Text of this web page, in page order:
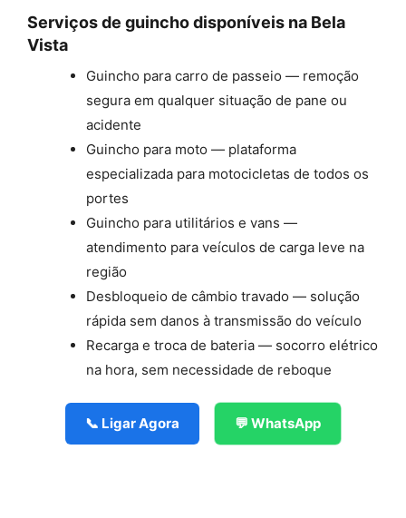
Serviços de guincho disponíveis na Bela
Vista
Guincho para carro de passeio — remoção
segura em qualquer situação de pane ou
acidente
Guincho para moto — plataforma
especializada para motocicletas de todos os
portes
Guincho para utilitários e vans —
atendimento para veículos de carga leve na
região
Desbloqueio de câmbio travado — solução
rápida sem danos à transmissão do veículo
Recarga e troca de bateria — socorro elétrico
na hora, sem necessidade de reboque
📞 Ligar Agora 💬 WhatsApp